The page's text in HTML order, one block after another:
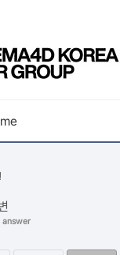
answer
스케치북5
케치북5